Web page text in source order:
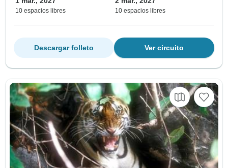
10 espacios libres 10 espacios libres
Ver circuito
Descargar folleto